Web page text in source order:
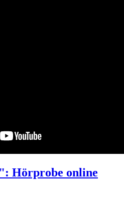
Hörprobe online